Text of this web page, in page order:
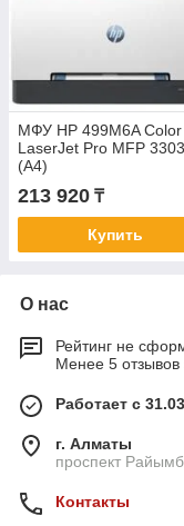
МФУ HP 499M6A Color
LaserJet Pro MFP
(A4)
Printer/Scanner/Copier/
600 dpi, 25 ppm, 1200
MHz, 512
213 920 ₸
Купить
О нас
Рейтинг не
Менее 5 отзывов
Работает с
г. Алматы
проспект
Контакты